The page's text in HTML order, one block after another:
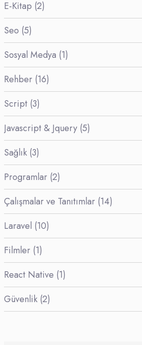
E-Kitap (2)
Seo (5)
Sosyal Medya (1)
Rehber (16)
Script (3)
Javascript & Jquery (5)
Sağlık (3)
Programlar (2)
Çalışmalar ve Tanıtımlar (14)
Laravel (10)
Filmler (1)
React Native (1)
Güvenlik (2)